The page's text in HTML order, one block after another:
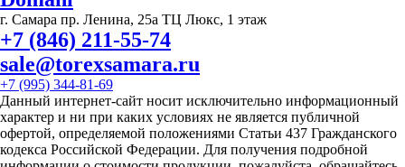
г. Самара пр. Ленина, 25а ТЦ Люкс, 1 этаж
+7 (846) 211-55-74
sale@torexsamara.ru
+7 (995) 344-81-69
Данный интернет-сайт носит исключительно информационный
характер и ни при каких условиях не является публичной
офертой, определяемой положениями Статьи 437 Гражданского
кодекса Российской Федерации. Для получения подробной